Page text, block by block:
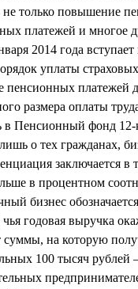
не только повышение
платежей и многое
2014 года
уплаты
платежей
размера оплаты
в Пенсионный фонд
о тех гражданах,
заключается в
в процентном
бизнес
годовая выручка
суммы, на которую
100 тысяч рублей